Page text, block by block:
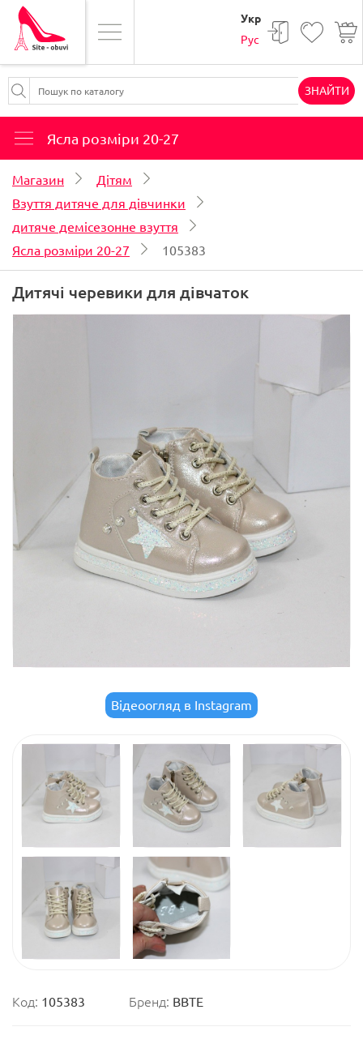
Укр
Рус
ЗНАЙТИ
Ясла розміри 20-27
Магазин
Дітям
Взуття дитяче для дівчинки
дитяче демісезонне взуття
Ясла розміри 20-27
105383
Дитячі черевики для дівчаток
Відеоогляд в Instagram
Код: 105383 Бренд: ВВТЕ